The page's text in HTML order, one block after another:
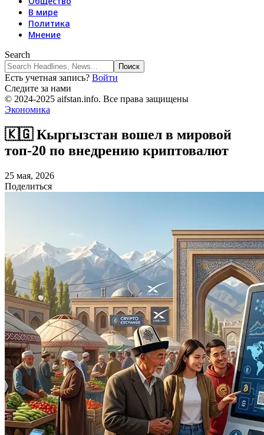
В мире
Политика
Мнение
Search
Есть учетная запись? Войти
Следите за нами
© 2024-2025 aifstan.info. Все права защищены
Экономика
🇰🇬 Кыргызстан вошел в мировой
топ‑20 по внедрению криптовалют
25 мая, 2026
Поделиться